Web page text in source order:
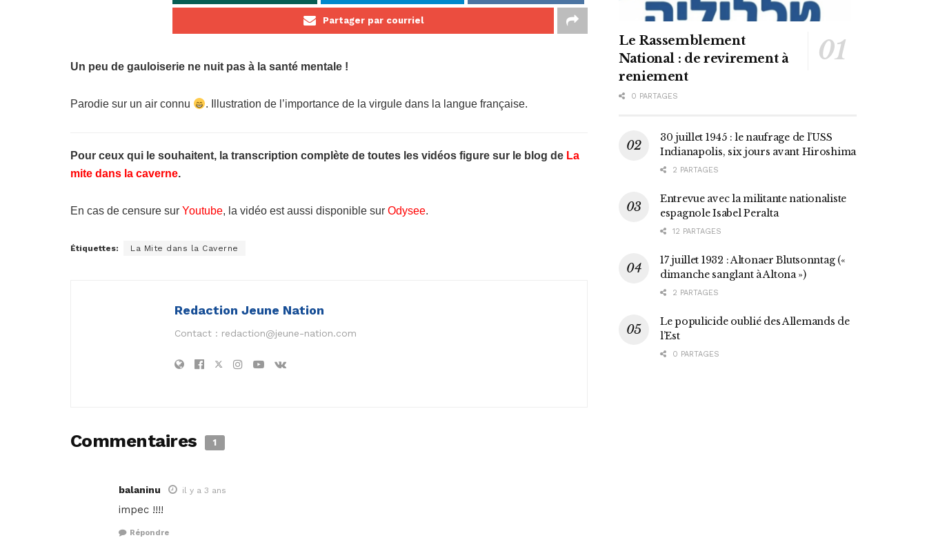
Partager par courriel
Un peu de gauloiserie ne nuit pas à la santé mentale !
Parodie sur un air connu . Illustration de l’importance de la virgule dans la langue française.
Pour ceux qui le souhaitent, la transcription complète de toutes les vidéos figure sur le blog de La
mite dans la caverne.
En cas de censure sur Youtube, la vidéo est aussi disponible sur Odysee.
Étiquettes: La Mite dans la Caverne
Redaction Jeune Nation
Contact : redaction@jeune-nation.com
Commentaires 1
balaninu il y a 3 ans
impec !!!!
Répondre
Le Rassemblement
National : de revirement à
reniement
0 PARTAGES
30 juillet 1945 : le naufrage de l’USS
Indianapolis, six jours avant Hiroshima
2 PARTAGES
Entrevue avec la militante nationaliste
espagnole Isabel Peralta
12 PARTAGES
17 juillet 1932 : Altonaer Blutsonntag («
dimanche sanglant à Altona »)
2 PARTAGES
Le populicide oublié des Allemands de
l’Est
0 PARTAGES